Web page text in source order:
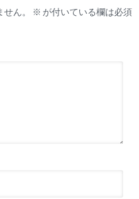
ん。 ※ が付いている欄は必須